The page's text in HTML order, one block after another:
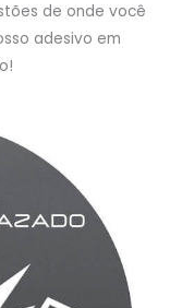
de onde você
adesivo em